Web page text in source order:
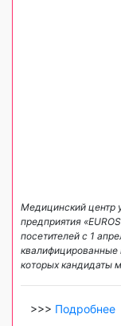
Медицинский центр
предприятия
посетителей с 1
квалифицированные
которых кандидаты
>>> Подробнее